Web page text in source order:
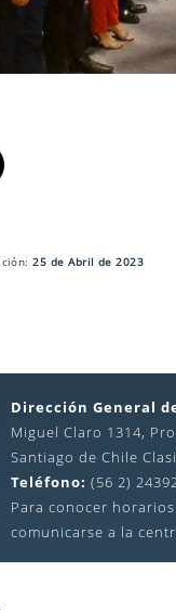
25 de Abril de 2023
Dirección General
Miguel Claro 1314,
Santiago de Chile
Teléfono: (56 2)
Para conocer
comunicarse a la